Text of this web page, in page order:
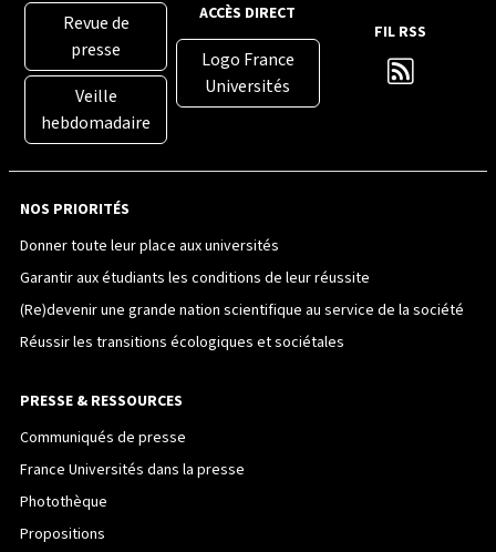
Revue de
presse
Veille
hebdomadaire
ACCÈS DIRECT
Logo France
Universités
FIL RSS
NOS PRIORITÉS
Donner toute leur place aux universités
Garantir aux étudiants les conditions de leur réussite
(Re)devenir une grande nation scientifique au service de la société
Réussir les transitions écologiques et sociétales
PRESSE & RESSOURCES
Communiqués de presse
France Universités dans la presse
Photothèque
Propositions